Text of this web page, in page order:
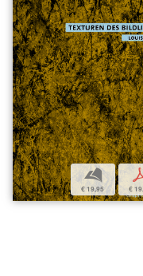
b
€ 19,95 €